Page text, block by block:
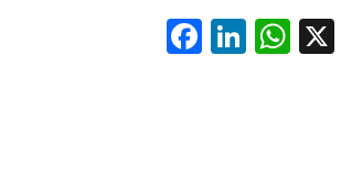
Fa
ce
Li
nk
W
ha